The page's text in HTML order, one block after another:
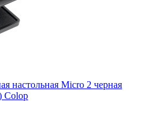
настольная Micro 2 черная
Colop